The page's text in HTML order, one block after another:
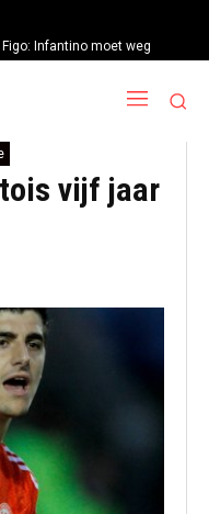
Infantino moet weg
vijf jaar